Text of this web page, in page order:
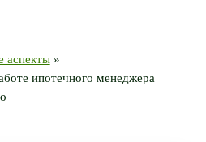
аспекты
ипотечного менеджера